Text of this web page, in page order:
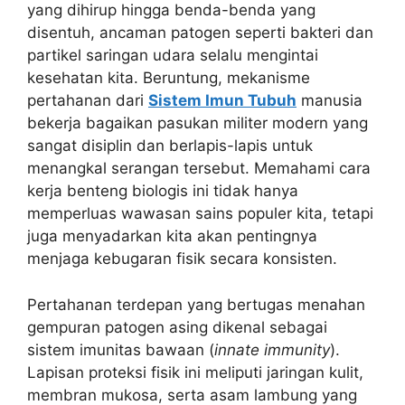
yang dihirup hingga benda-benda yang
disentuh, ancaman patogen seperti bakteri dan
partikel saringan udara selalu mengintai
kesehatan kita. Beruntung, mekanisme
pertahanan dari Sistem Imun Tubuh manusia
bekerja bagaikan pasukan militer modern yang
sangat disiplin dan berlapis-lapis untuk
menangkal serangan tersebut. Memahami cara
kerja benteng biologis ini tidak hanya
memperluas wawasan sains populer kita, tetapi
juga menyadarkan kita akan pentingnya
menjaga kebugaran fisik secara konsisten.
Pertahanan terdepan yang bertugas menahan
gempuran patogen asing dikenal sebagai
sistem imunitas bawaan (innate immunity).
Lapisan proteksi fisik ini meliputi jaringan kulit,
membran mukosa, serta asam lambung yang